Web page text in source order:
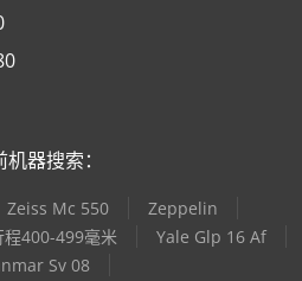
机器搜索：
Zeiss Mc 550
Zeppelin
400-499毫米
Yale Glp 16 Af
Sv 08